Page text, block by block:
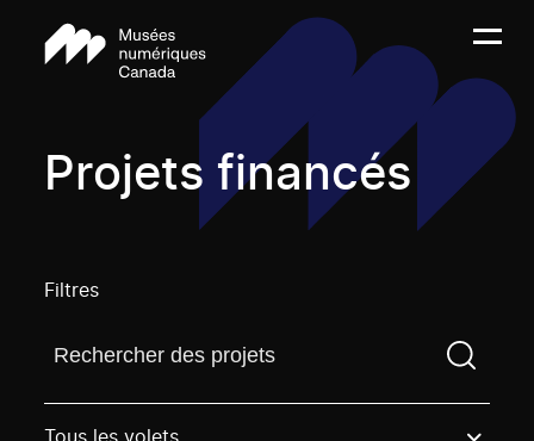
Projets financés
Filtres
Trouvez un projetVous devez saisir un terme de